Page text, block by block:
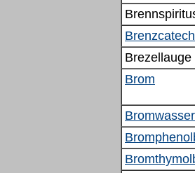
Brom
Bromwasser